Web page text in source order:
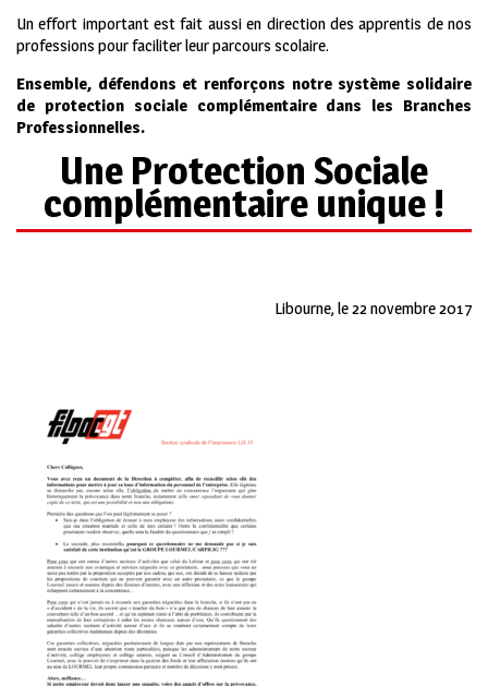
Un effort important est fait aussi en direction des apprentis de nos
professions pour faciliter leur parcours scolaire.
Ensemble, défendons et renforçons notre système solidaire
de protection sociale complémentaire dans les Branches
Professionnelles.
Une Protection Sociale
complémentaire unique !
Libourne, le 22 novembre 2017